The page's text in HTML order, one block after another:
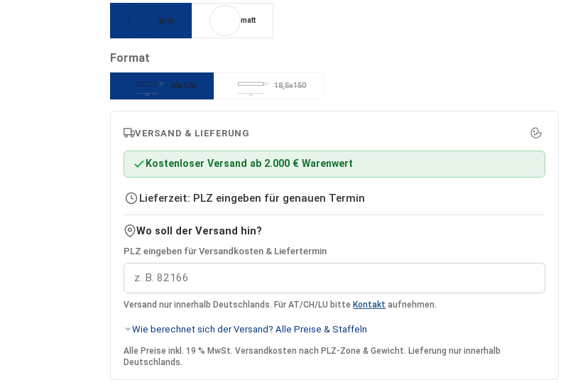
grip matt
Format
120
20 20x120 18,5x150
VERSAND & LIEFERUNG
Kostenloser Versand ab 2.000 € Warenwert
Lieferzeit: PLZ eingeben für genauen Termin
Wo soll der Versand hin?
PLZ eingeben für Versandkosten & Liefertermin
Versand nur innerhalb Deutschlands. Für AT/CH/LU bitte Kontakt aufnehmen.
Wie berechnet sich der Versand? Alle Preise & Staffeln
Alle Preise inkl. 19 % MwSt. Versandkosten nach PLZ-Zone & Gewicht. Lieferung nur innerhalb
Deutschlands.